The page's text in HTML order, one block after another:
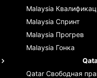
Malaysia
Malaysia Спринт
Malaysia Прогрев
Malaysia Гонка
Qatar Свободная